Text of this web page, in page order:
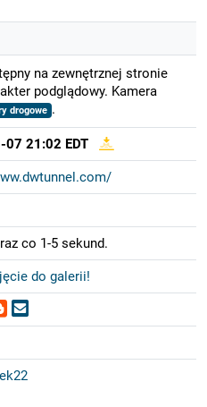
na zewnętrznej stronie
podglądowy. Kamera
drogowe .
21:02 EDT
co 1-5 sekund.
do galerii!